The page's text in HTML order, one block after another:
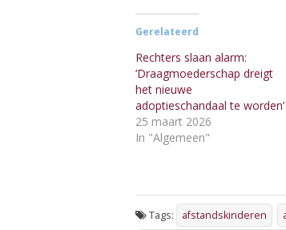
Gerelateerd
Rechters slaan alarm:
‘Draagmoederschap dreigt
het nieuwe
adoptieschandaal te worden’
25 maart 2026
In "Algemeen"
Tags: afstandskinderen